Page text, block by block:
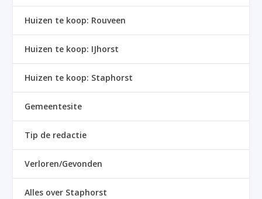
Huizen te koop: Rouveen
Huizen te koop: IJhorst
Huizen te koop: Staphorst
Gemeentesite
Tip de redactie
Verloren/Gevonden
Alles over Staphorst